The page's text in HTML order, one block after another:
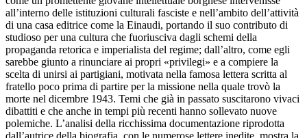
all’interno delle istituzioni culturali fasciste e nell’ambito dell’attività
di una casa editrice come la Einaudi, portando il suo contributo di
studioso per una cultura che fuoriusciva dagli schemi della
propaganda retorica e imperialista del regime; dall’altro, come egli
sarebbe giunto a rinunciare ai propri «privilegi» e a compiere la
scelta di unirsi ai partigiani, motivata nella famosa lettera scritta al
fratello poco prima di partire per la missione nella quale trovò la
morte nel dicembre 1943. Temi che già in passato suscitarono vivaci
dibattiti e che anche in tempi più recenti hanno sollevato nuove
polemiche. L’analisi della ricchissima documentazione riprodotta